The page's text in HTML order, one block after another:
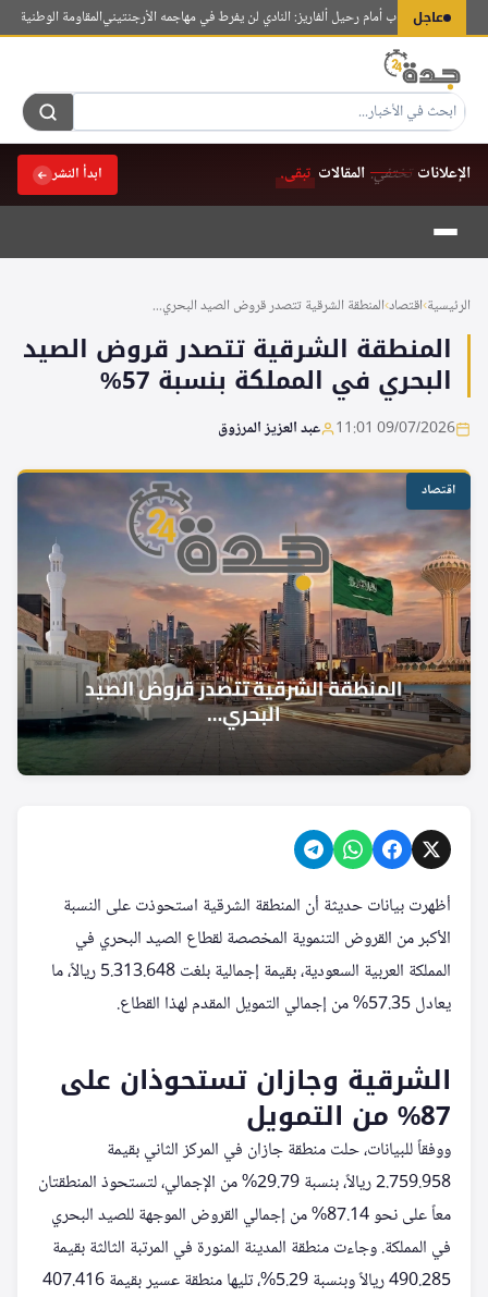
عاجل
يغلق الباب أمام رحيل ألفاريز: النادي لن يفرط في مهاجمه الأرجنتينيالمقاومة الوطنية
الإعلانات تختفي.المقالات تبقى. ابدأ النشر
التجاوز
المحتوى
الرئيسية›اقتصاد›المنطقة الشرقية تتصدر قروض الصيد البحري...
المنطقة الشرقية تتصدر قروض الصيد
البحري في المملكة بنسبة 57%
09/07/2026 11:01 عبد العزيز المرزوق
اقتصاد
أظهرت بيانات حديثة أن المنطقة الشرقية استحوذت على النسبة
الأكبر من القروض التنموية المخصصة لقطاع الصيد البحري في
المملكة العربية السعودية، بقيمة إجمالية بلغت 5.313.648 ريالاً، ما
يعادل 57.35% من إجمالي التمويل المقدم لهذا القطاع.
الشرقية وجازان تستحوذان على
87% من التمويل
ووفقاً للبيانات، حلت منطقة جازان في المركز الثاني بقيمة
2.759.958 ريالاً، بنسبة 29.79% من الإجمالي، لتستحوذ المنطقتان
معاً على نحو 87.14% من إجمالي القروض الموجهة للصيد البحري
في المملكة. وجاءت منطقة المدينة المنورة في المرتبة الثالثة بقيمة
490.285 ريالاً وبنسبة 5.29%، تليها منطقة عسير بقيمة 407.416